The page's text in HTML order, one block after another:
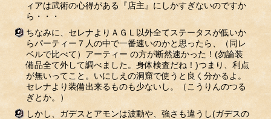
ィアは武術の心得がある『店主』にしかすぎないのですか
ら・・・
ちなみに、セレナよりＡＧＬ以外全てステータスが低いか
らパーティー７人の中で一番速いのかと思ったら、（同レ
ベルで比べて）アーティー の方が断然速かった！(勿論装
備品全て外して調べました。身体検査だね！)つまり、利点
が無いってこと。いにしえの洞窟で使うと良く分かるよ。
セレナより装備出来るものも少ないし。（こうりんのつる
ぎとか。）
しかし、ガデスとアモンは波動や、強さも違うし(ガデスの